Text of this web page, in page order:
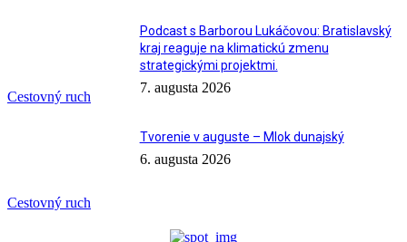
Cestovný ruch
Podcast s Barborou Lukáčovou: Bratislavský
kraj reaguje na klimatickú zmenu
strategickými projektmi.
7. augusta 2026
Cestovný ruch
Tvorenie v auguste – Mlok dunajský
6. augusta 2026